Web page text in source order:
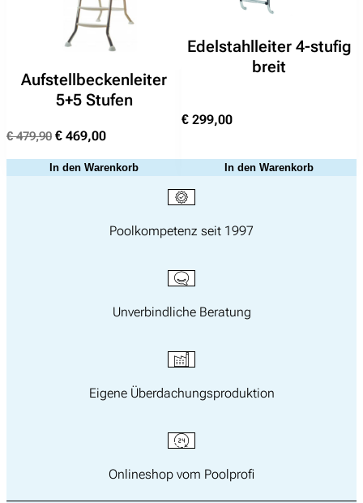
Aufstellbeckenleiter
5+5 Stufen
€479,90 Ursprünglicher
war:
€ 469,00Aktueller
ist:
In den Warenkorb
Edelstahlleiter 4-stufig
breit
€ 299,00
In den Warenkorb
Poolkompetenz seit 1997
Unverbindliche Beratung
Eigene Überdachungsproduktion
Onlineshop vom Poolprofi